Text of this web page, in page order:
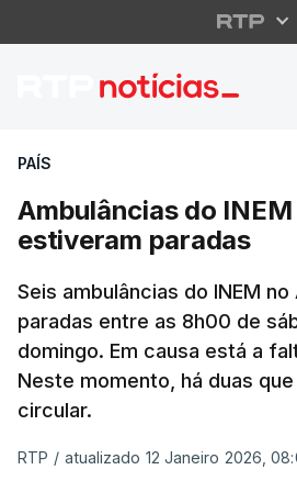
PAÍS
Ambulâncias do
estiveram paradas
Seis ambulâncias do INEM
paradas entre as 8h00 de
domingo. Em causa está a
Neste momento, há duas
circular.
RTP / atualizado 12 Janeiro 2026,